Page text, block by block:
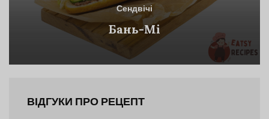
Сендвічі
Бань-Мі
ВІДГУКИ ПРО РЕЦЕПТ